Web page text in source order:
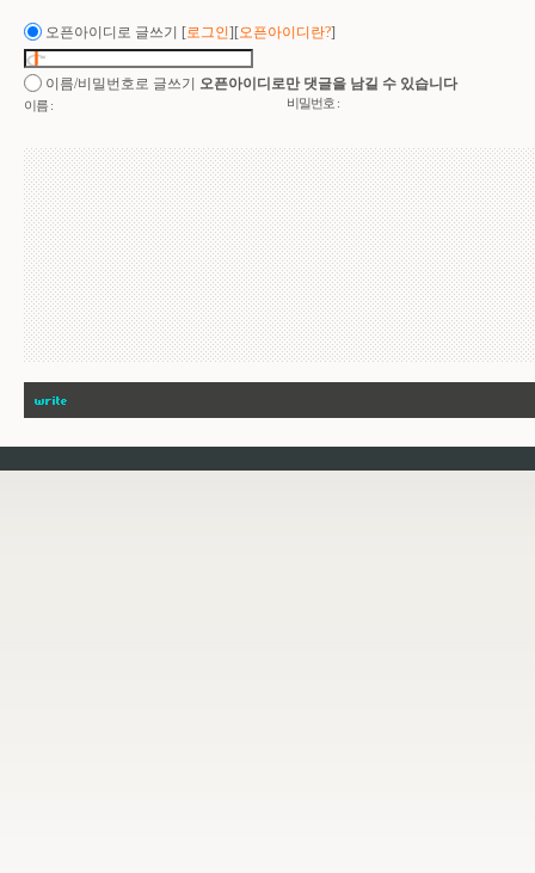
오픈아이디로 글쓰기 [로그인][오픈아이디란?]
이름/비밀번호로 글쓰기 오픈아이디로만 댓글을 남길 수 있습니다
이름 : 비밀번호 :